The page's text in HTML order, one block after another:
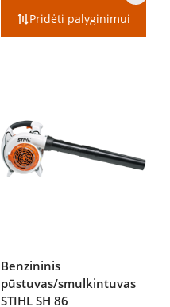
Pridėti palyginimui
Benzininis
pūstuvas/smulkintuvas
STIHL SH 86